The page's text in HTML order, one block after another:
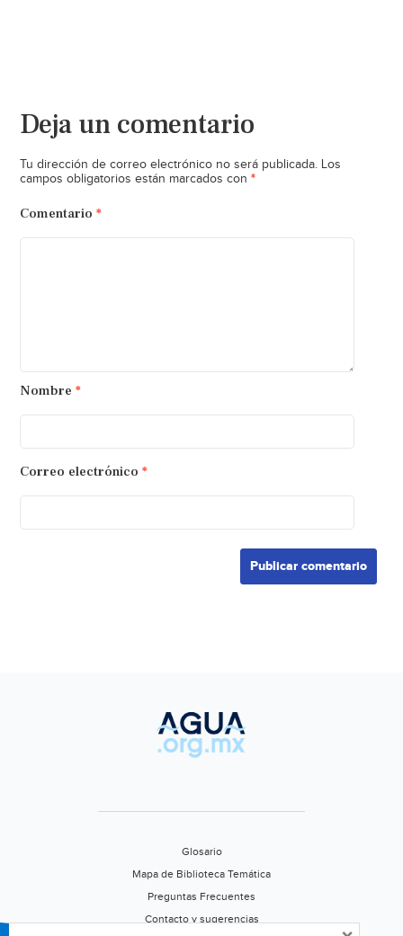
Deja un comentario
Tu dirección de correo electrónico no será publicada. Los
campos obligatorios están marcados con *
Comentario *
Nombre *
Correo electrónico *
Glosario
Mapa de Biblioteca Temática
Preguntas Frecuentes
Contacto y sugerencias